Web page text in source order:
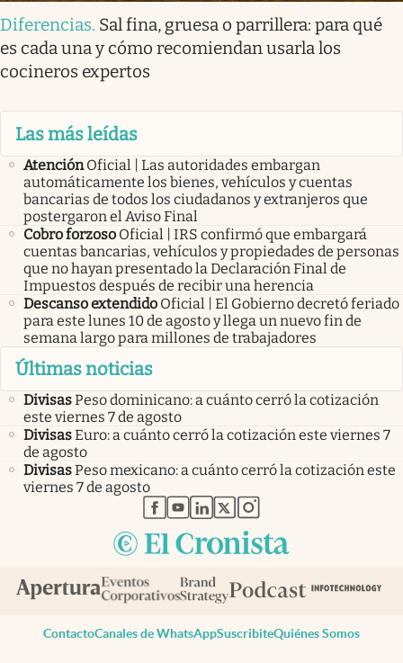
Diferencias. Sal fina, gruesa o parrillera: para qué
es cada una y cómo recomiendan usarla los
cocineros expertos
Las más leídas
Atención Oficial | Las autoridades embargan
automáticamente los bienes, vehículos y cuentas
bancarias de todos los ciudadanos y extranjeros que
postergaron el Aviso Final
Cobro forzoso Oficial | IRS confirmó que embargará
cuentas bancarias, vehículos y propiedades de personas
que no hayan presentado la Declaración Final de
Impuestos después de recibir una herencia
Descanso extendido Oficial | El Gobierno decretó feriado
para este lunes 10 de agosto y llega un nuevo fin de
semana largo para millones de trabajadores
Últimas noticias
DivisasPeso dominicano: a cuánto cerró la cotización
este viernes 7 de agosto
DivisasEuro: a cuánto cerró la cotización este viernes 7
de agosto
DivisasPeso mexicano: a cuánto cerró la cotización este
viernes 7 de agosto
abre en nueva pestaña
abre en nueva pestaña
abre en nueva pestaña
abre en nueva pestaña
abre en nueva pestaña
ContactoCanales de WhatsAppSuscribiteQuiénes Somos